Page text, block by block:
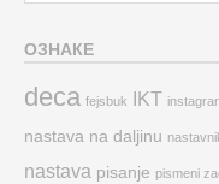
ОЗНАКЕ
deca fejsbuk IKT
nastava na daljinu
nastava pisanje pismeni